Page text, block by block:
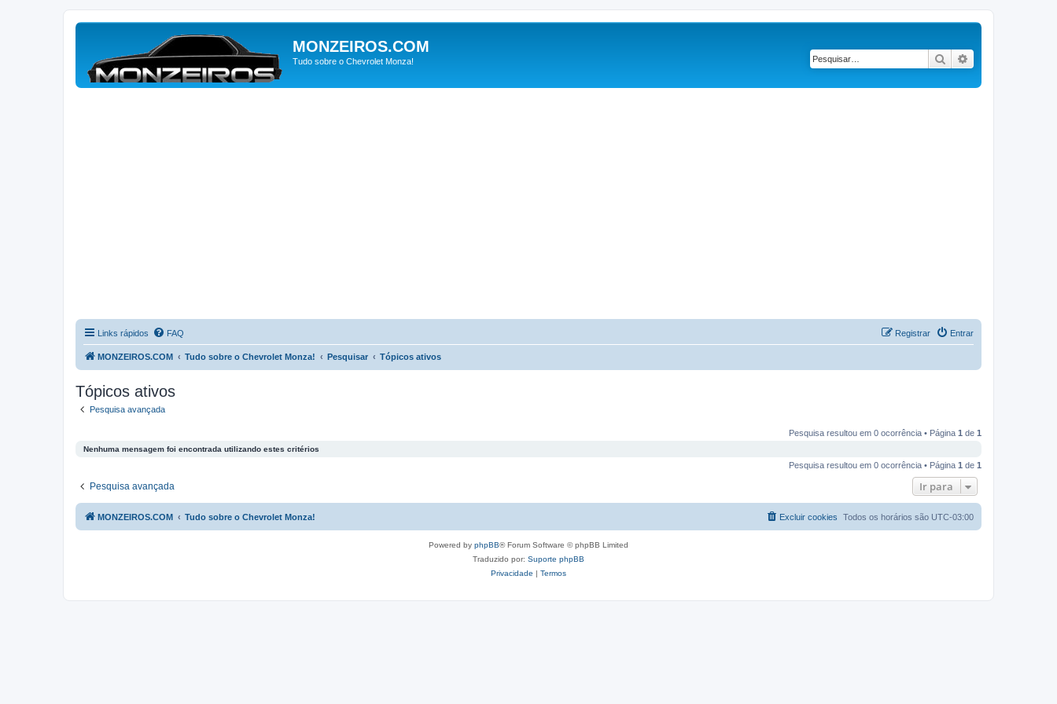
MONZEIROS.COM
Tudo sobre o Chevrolet Monza! Pesquisar
Links rápidos FAQ Entrar
Registrar
MONZEIROS.COM Tudo sobre o Chevrolet Monza! Pesquisar Tópicos ativos
Tópicos ativos
Pesquisa avançada
Pesquisa resultou em 0 ocorrência • Página 1 de 1
Nenhuma mensagem foi encontrada utilizando estes critérios
Pesquisa resultou em 0 ocorrência • Página 1 de 1
Pesquisa avançada Ir para
MONZEIROS.COM Tudo sobre o Chevrolet Monza! Todos os horários são UTC-03:00
Excluir cookies
Powered by phpBB® Forum Software © phpBB Limited
Traduzido por: Suporte phpBB
Privacidade | Termos